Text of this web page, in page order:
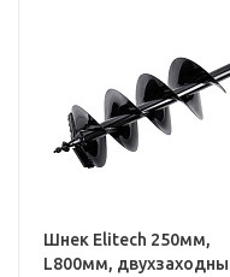
Шнек Elitech 250мм,
L800мм,